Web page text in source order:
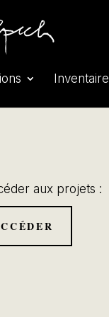
Inventaire
aux projets :